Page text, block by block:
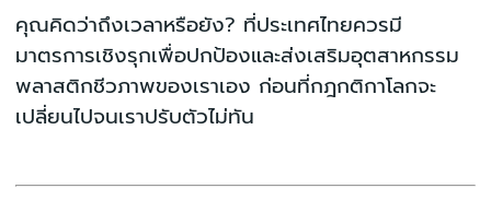
คุณคิดว่าถึงเวลาหรือยัง? ที่ประเทศไทยควรมี
มาตรการเชิงรุกเพื่อปกป้องและส่งเสริมอุตสาหกรรม
พลาสติกชีวภาพของเราเอง ก่อนที่กฎกติกาโลกจะ
เปลี่ยนไปจนเราปรับตัวไม่ทัน